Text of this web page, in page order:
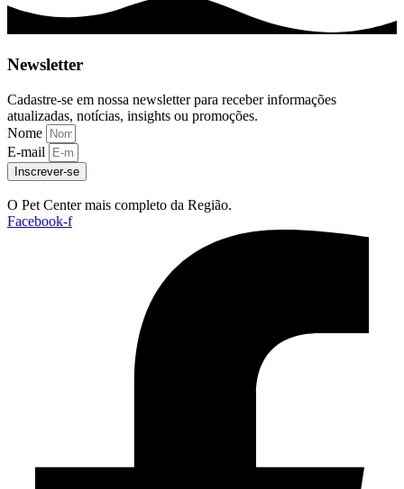
Newsletter
Cadastre-se em nossa newsletter para receber informações
atualizadas, notícias, insights ou promoções.
Nome
E-mail
Inscrever-se
O Pet Center mais completo da Região.
Facebook-f